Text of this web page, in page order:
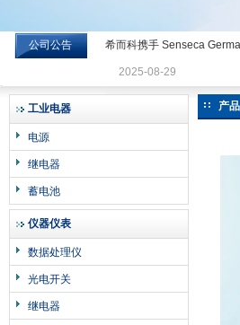
希而科工业控制设备有限公司
公司公告 希而科携手 Senseca
2025-08-29
工业电器
电源
继电器
蓄电池
仪器仪表
数据处理仪
光电开关
继电器
产